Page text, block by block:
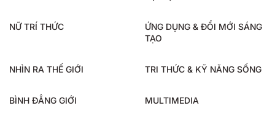
NỮ TRÍ THỨC
ỨNG DỤNG & ĐỔI MỚI SÁNG
TẠO
NHÌN RA THẾ GIỚI TRI THỨC & KỸ NĂNG SỐNG
BÌNH ĐẲNG GIỚI MULTIMEDIA